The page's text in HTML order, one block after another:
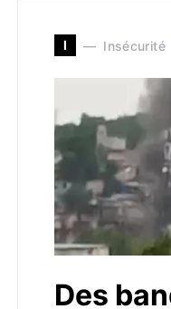
I Insécurité
Des